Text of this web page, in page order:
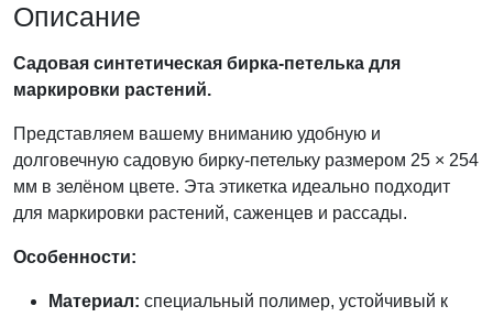
Описание
Садовая синтетическая бирка-петелька для
маркировки растений.
Представляем вашему вниманию удобную и
долговечную садовую бирку-петельку размером 25 × 254
мм в зелёном цвете. Эта этикетка идеально подходит
для маркировки растений, саженцев и рассады.
Особенности:
Материал: специальный полимер, устойчивый к